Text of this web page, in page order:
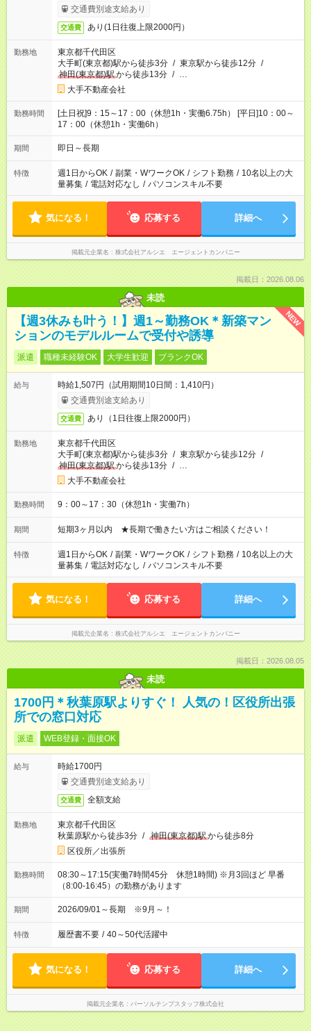
交通費別途支給あり
交通費 あり(1日往復上限2000円）
勤務地
東京都千代田区
大手町(東京都)駅から徒歩3分 / 東京駅から徒歩12分 /
神田(東京都)駅から徒歩13分 / …
大手不動産会社
勤務時間
[土日祝]9：15～17：00（休憩1h・実働6.75h） [平日]10：00～
17：00（休憩1h・実働6h）
期間 即日～長期
特徴 週1日からOK / 副業・WワークOK / シフト勤務 / 10名以上の大
量募集 / 電話対応なし / パソコンスキル不要
気になる！ 応募する 詳細へ
掲載元企業名 株式会社アルシエ エージェントカンパニー
掲載日：2026.08.06
未読
NEW
【週3休みも叶う！】週1～勤務OK＊新築マン
ションのモデルルームで受付や誘導
派遣 職種未経験OK 大学生歓迎 ブランクOK
給与
時給1,507円（試用期間10日間：1,410円）
交通費別途支給あり
交通費 あり（1日往復上限2000円）
勤務地
東京都千代田区
大手町(東京都)駅から徒歩3分 / 東京駅から徒歩12分 /
神田(東京都)駅から徒歩13分 / …
大手不動産会社
勤務時間 9：00～17：30（休憩1h・実働7h）
期間 短期3ヶ月以内 ★長期で働きたい方はご相談ください！
特徴 週1日からOK / 副業・WワークOK / シフト勤務 / 10名以上の大
量募集 / 電話対応なし / パソコンスキル不要
気になる！ 応募する 詳細へ
掲載元企業名 株式会社アルシエ エージェントカンパニー
掲載日：2026.08.05
未読
1700円＊秋葉原駅よりすぐ！ 人気の！区役所出張
所での窓口対応
派遣 WEB登録・面接OK
給与
時給1700円
交通費別途支給あり
交通費 全額支給
勤務地
東京都千代田区
秋葉原駅から徒歩3分 / 神田(東京都)駅から徒歩8分
区役所／出張所
勤務時間
08:30～17:15(実働7時間45分 休憩1時間) ※月3回ほど 早番
（8:00-16:45）の勤務があります
期間 2026/09/01～長期 ※9月～！
特徴 履歴書不要 / 40～50代活躍中
気になる！ 応募する 詳細へ
掲載元企業名 パーソルテンプスタッフ株式会社